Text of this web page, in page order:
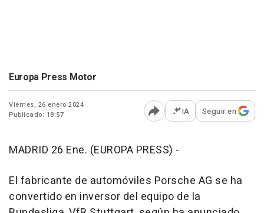
Europa Press Motor
Viernes, 26 enero 2024
Publicado: 18:57
Abrir opciones para
IA Seguir en
MADRID 26 Ene. (EUROPA PRESS) -
El fabricante de automóviles Porsche AG se ha
convertido en inversor del equipo de la